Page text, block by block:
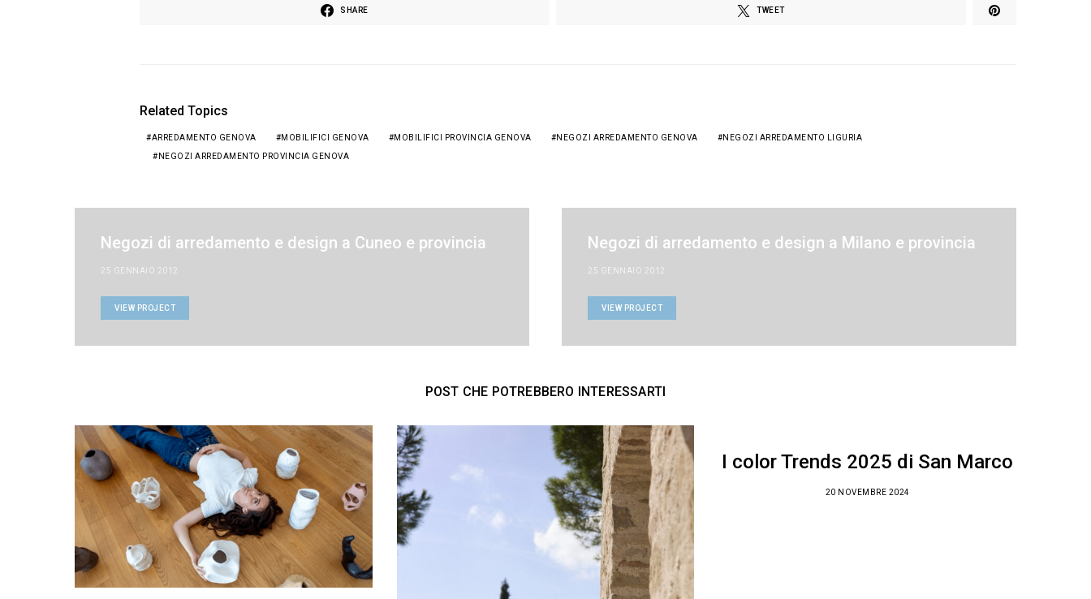
SHARE TWEET
Related Topics
ARREDAMENTO GENOVA MOBILIFICI GENOVA MOBILIFICI PROVINCIA GENOVA NEGOZI ARREDAMENTO GENOVA NEGOZI ARREDAMENTO LIGURIA
NEGOZI ARREDAMENTO PROVINCIA GENOVA
Negozi di arredamento e design a Cuneo e provincia
25 GENNAIO 2012
VIEW PROJECT
Negozi di arredamento e design a Milano e provincia
25 GENNAIO 2012
VIEW PROJECT
POST CHE POTREBBERO INTERESSARTI
I color Trends 2025 di San Marco
20 NOVEMBRE 2024